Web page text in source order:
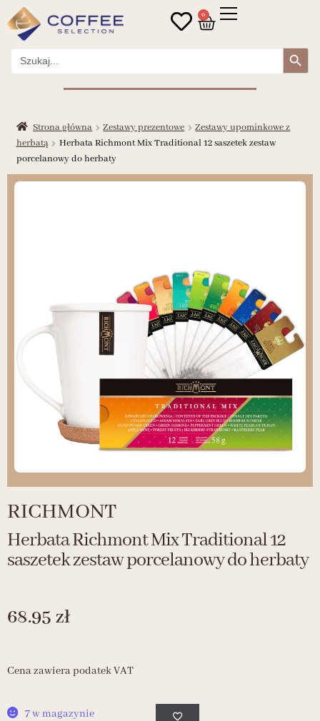
0
Search
for:
Search Button
Strona główna Zestawy prezentowe
Zestawy upominkowe z
herbatą
Herbata Richmont Mix Traditional 12 saszetek zestaw
porcelanowy do herbaty
RICHMONT
Herbata Richmont Mix Traditional 12
saszetek zestaw porcelanowy do herbaty
68.95 zł
Cena zawiera podatek VAT
7 w magazynie